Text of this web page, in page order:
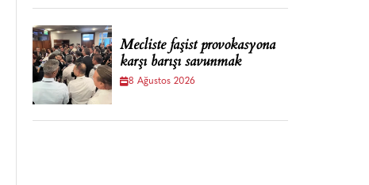
Mecliste faşist provokasyona
karşı barışı savunmak
8 Ağustos 2026